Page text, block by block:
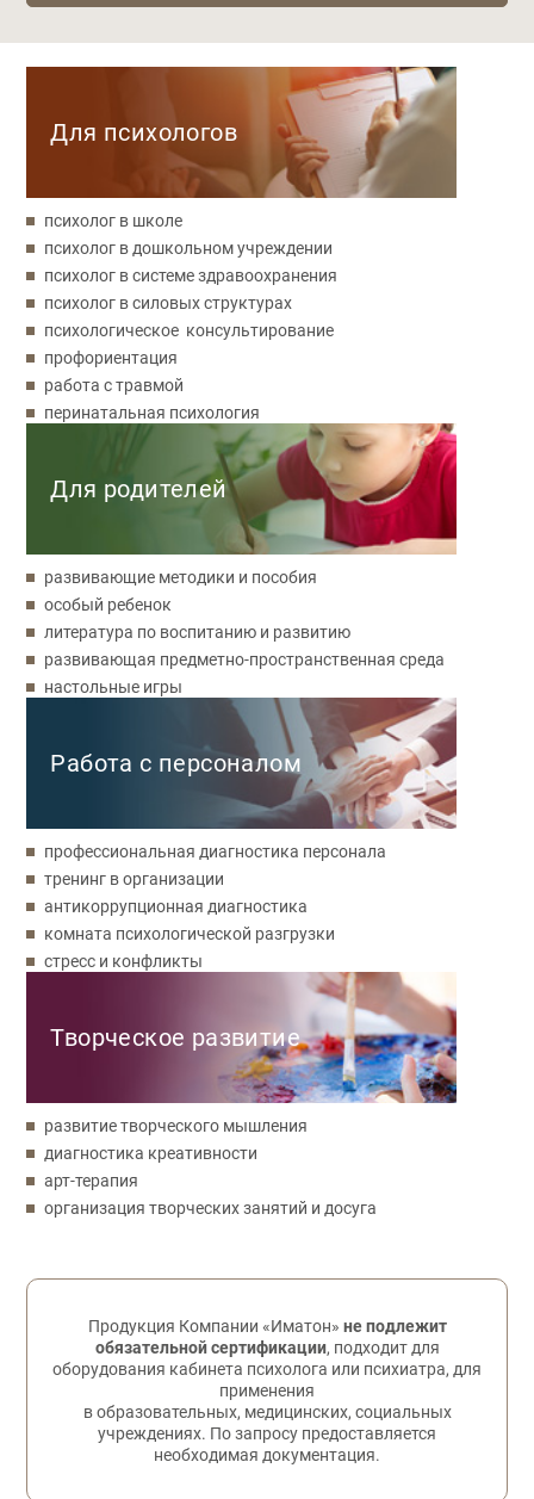
Для психологов
психолог в школе
психолог в дошкольном учреждении
психолог в системе здравоохранения
психолог в силовых структурах
психологическое консультирование
профориентация
работа с травмой
перинатальная психология
Для родителей
развивающие методики и пособия
особый ребенок
литература по воспитанию и развитию
развивающая предметно-пространственная среда
настольные игры
Работа с персоналом
профессиональная диагностика персонала
тренинг в организации
антикоррупционная диагностика
комната психологической разгрузки
стресс и конфликты
Творческое развитие
развитие творческого мышления
диагностика креативности
арт-терапия
организация творческих занятий и досуга
Обратная связь
Продукция Компании «Иматон» не подлежит
обязательной сертификации, подходит для
оборудования кабинета психолога или психиатра, для
применения
в образовательных, медицинских, социальных
учреждениях. По запросу предоставляется
необходимая документация.